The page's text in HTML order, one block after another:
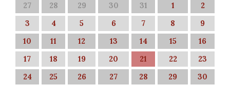
27 28 29 30 31 1
2
3
4 5 6 7 8
9
10
11 12 13 14 15
16
17
18 19 20 21 22
23
24
25 26 27 28 29
30